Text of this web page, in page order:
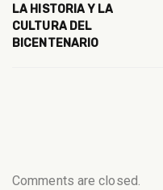
LA HISTORIA Y LA
CULTURA DEL
BICENTENARIO
Comments are closed.